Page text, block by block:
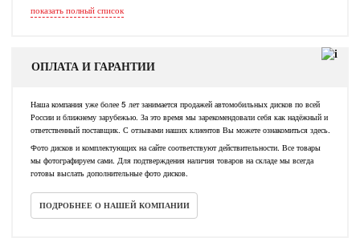
показать полный список
ОПЛАТА И ГАРАНТИИ
Наша компания уже более 5 лет занимается продажей автомобильных дисков по всей
России и ближнему зарубежью. За это время мы зарекомендовали себя как надёжный и
ответственный поставщик. С отзывами наших клиентов Вы можете ознакомиться здесь.
Фото дисков и комплектующих на сайте соответствуют действительности. Все товары
мы фотографируем сами. Для подтверждения наличия товаров на складе мы всегда
готовы выслать дополнительные фото дисков.
ПОДРОБНЕЕ О НАШЕЙ КОМПАНИИ